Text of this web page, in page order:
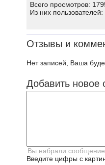
Всего просмотров:
Из них пользователей:
Отзывы и
Нет записей, Ваша
Добавить новое
Введите цифры с